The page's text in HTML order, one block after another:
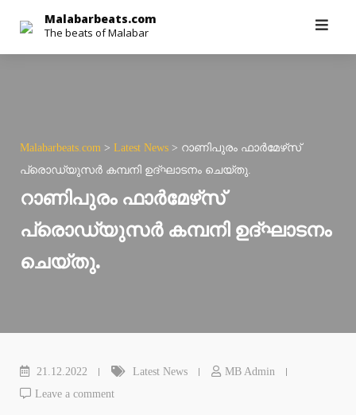
content
Malabarbeats.com
The beats of Malabar
Malabarbeats.com > Latest News > റാണിപുരം ഫാര്‍മേഴ്‌സ്
പ്രൊഡ്യുസര്‍ കമ്പനി ഉദ്ഘാടനം ചെയ്തു.
റാണിപുരം ഫാര്‍മേഴ്‌സ്
പ്രൊഡ്യുസര്‍ കമ്പനി ഉദ്ഘാടനം
ചെയ്തു.
21.12.2022 Latest News
MB Admin
Leave a comment